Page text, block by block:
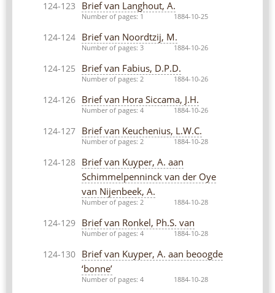
124-123 Brief van Langhout, A.
Number of pages: 1 1884-10-25
124-124 Brief van Noordtzij, M.
Number of pages: 3 1884-10-26
124-125 Brief van Fabius, D.P.D.
Number of pages: 2 1884-10-26
124-126 Brief van Hora Siccama, J.H.
Number of pages: 4 1884-10-26
124-127 Brief van Keuchenius, L.W.C.
Number of pages: 2 1884-10-28
124-128
Brief van Kuyper, A. aan
Schimmelpenninck van der Oye
van Nijenbeek, A.
Number of pages: 2 1884-10-28
124-129 Brief van Ronkel, Ph.S. van
Number of pages: 4 1884-10-28
124-130
Brief van Kuyper, A. aan beoogde
‘bonne’
Number of pages: 4 1884-10-28